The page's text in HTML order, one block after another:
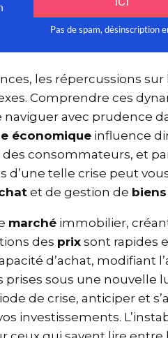
les répercussions
Comprendre ces
avec prudence
économiqueinfluence
des consommateurs, et
d’une telle crise peut
et de gestion de
lemarchéimmobilier,
desprixsont rapides
d’achat, modifiant
prises sous une nouvelle
de crise, anticiper et
investissements.